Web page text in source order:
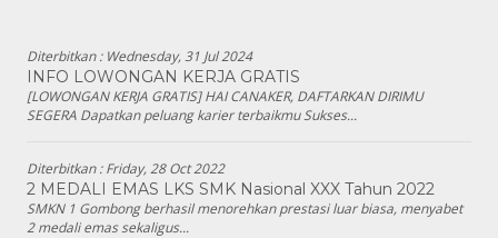
Diterbitkan : Wednesday, 31 Jul 2024
INFO LOWONGAN KERJA GRATIS
[LOWONGAN KERJA GRATIS] HAI CANAKER, DAFTARKAN DIRIMU
SEGERA Dapatkan peluang karier terbaikmu Sukses...
Diterbitkan :Friday, 28 Oct 2022
2 MEDALI EMAS LKS SMK Nasional XXX Tahun 2022
SMKN 1 Gombong berhasil menorehkan prestasi luar biasa, menyabet
2 medali emas sekaligus...